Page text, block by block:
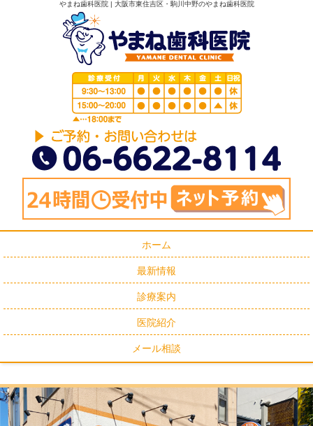
やまね歯科医院 | 大阪市東住吉区・駒川中野のやまね歯科医院
ホーム
最新情報
診療案内
医院紹介
メール相談